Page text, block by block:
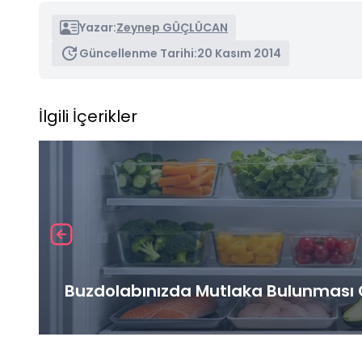
Yazar:Zeynep GÜÇLÜCAN
Güncellenme Tarihi:20 Kasım 2014
İlgili İçerikler
Buzdolabınızda Mutlaka Bulunması